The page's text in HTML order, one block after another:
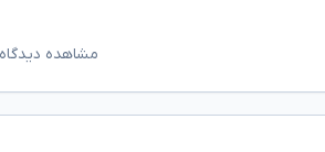
مشاهده